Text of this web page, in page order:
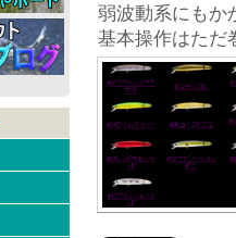
弱波動系にもか
基本操作はただ